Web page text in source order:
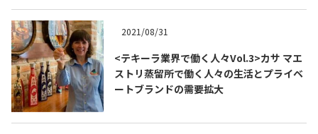
2021/08/31
<テキーラ業界で働く人々Vol.3>カサ マエ
ストリ蒸留所で働く人々の生活とプライベ
ートブランドの需要拡大